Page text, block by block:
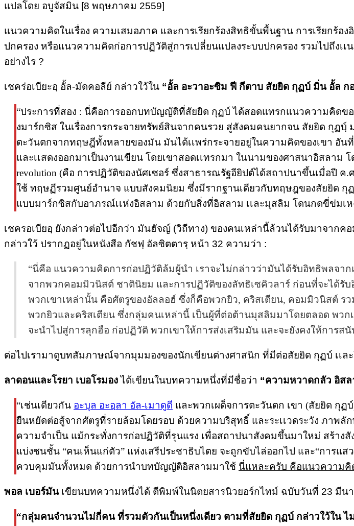
แปลโดย อบูจัสมิน [8 พฤษภาคม 2559]
แนวความคิดในเรื่อง ความเสมอภาค และการเรียกร้องสิทธิขั้นพื้นฐาน การเรียกร้
ปกครอง หรือแนวความคิดก่อการปฏิวัติสู่การเปลี่ยนแปลงระบบปกครอง รวมไปถึง
อย่างไร ?
เชคร่อเบียะอฺ อั้ล-มัดคอลีย์ กล่าวใว้ใน “อั้ล อะวาอะซิม ฟี กีตาบ สัยยิด กุฏบ์ มิ่น อั้ล ก
“ประการที่สอง : นี่คือการออกบทบัญญัติที่สัยยิด กุฏบ์ ได้สอดแทรกแนวความคิด
งมาร์กซิส ในเรื่องการกระจายทรัพย์สินจากคนรวย สู่สังคมคนยากจน สัยยิด กุฏ
ตะวันตกจากทฤษฎีทั้งหลายของมัน มันได้เเพร่กระจายอยู่ในความคิดของเขา อั
และเเสดงออกมาเป็นงานเขียน โดยเขาสอดเเทรกมา ในนามของศาสนาอิสลาม โ
revolution (คือ การปฏิวัติของนัศเซอร์ ซึ่งสาธารณรัฐอียิปต์ได้สถาปนาขึ้นเมื่อปี
ใช้ ทฤษฏีรวมศูนย์อำนาจ แบบสังคมนิยม ซึ่งมีรากฐานเดียวกับทฤษฎของสัยยิด
แบบมาร์กซิสกับอาภรณ์เเห่งอิสลาม ด้วยกับสิ่งที่อิสลาม เเละมุสลิม โดนกดขี่ข่มเ
เชครอเบียอฺ ยังกล่าวต่อไปอีกว่า มันฮัจญ์ (วิถีทาง) ของคนเหล่านี้ล้วนได้รับมาจาก
กล่าวใว้ ปรากฏอยู่ในหนังสือ กัชฟฺ อัลซิตตารฺ หน้า 32 ความว่า :
“นี่คือ แนวความคิดการก่อปฏิวัติล้มผู้นำ เราจะไม่กล่าวว่ามันได้รับอิทธิพลจ
จากพวกคอมมิวนิสต์ ชาตินิยม และการปฏิวัติของลัทธิเซคิวลาร์ ก่อนที่จะได้รั
พวกเขาเหล่านั้น คือศัตรูของอัลลอฮ์ ซึ่งก็คือพวกยิว, คริสเตียน, คอมมิวนิสต์
พวกยิวและคริสเตียน ซึ่งกลุ่มคนเหล่านี้ เป็นผู้ที่ต่อต้านมุสลิมมาโดยตลอด พว
จะนำไปสู่การลุกฮือ ก่อปฏิวัติ พวกเขาให้การส่งเสริมมัน และจะยังคงให้การส
ต่อไปเรามาดูบทสัมภาษณ์จากมุมมองของนักเขียนต่างศาสนิก ที่มีต่อสัยยิด กุฏบ์ เเล
ลาดอนและโรยา เบอโรมองได้เขียนในบทความหนึ่งที่มีชื่อว่า “ความหวาดกลัว อิส
“เช่นเดียวกัน อะบุล อะอฺลา อัล-เมาดูดี และพวกเผด็จการตะวันตก เขา (สัยยิด กุ
ยืนหยัดต่อสู้จากศัตรูที่รายล้อมโดยรอบ ด้วยความบริสุทธิ์ และระเเวดระวัง ภา
ความจำเป็น แม้กระทั่งการก่อปฏิวัติที่รุนแรง เพื่อสถาปนาสังคมขึ้นมาใหม่ สร้า
แบ่งชนชั้น “คนเห็นแก่ตัว” แห่งเสรีประชาธิบไตย จะถูกขับไล่ออกไป และ“การ
ควบคุมมันทั้งหมด ด้วยการนำบทบัญญัติอิสลามมาใช้ นี่แหละครับ คือแนวความ
พอล เบอร์มันเขียนบทความหนึ่งได้ ตีพิมพ์ในนิตยสารนิวยอร์กไทม์ ฉบับวันที่ 23 มีนา
“กลุ่มคนจำนวนไม่กี่คน ที่รวมตัวกันเป็นหนึ่งเดียว ตามที่สัยยิด กุฏบ์ กล่าวใว้ใน